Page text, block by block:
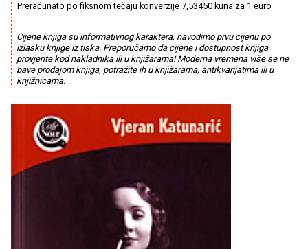
Preračunato po fiksnom tečaju konverzije 7,53450 kuna za 1 euro
Cijene knjiga su informativnog karaktera, navodimo prvu cijenu po
izlasku knjige iz tiska. Preporučamo da cijene i dostupnost knjiga
provjerite kod nakladnika ili u knjižarama! Moderna vremena više se ne
bave prodajom knjiga, potražite ih u knjižarama, antikvarijatima ili u
knjižnicama.